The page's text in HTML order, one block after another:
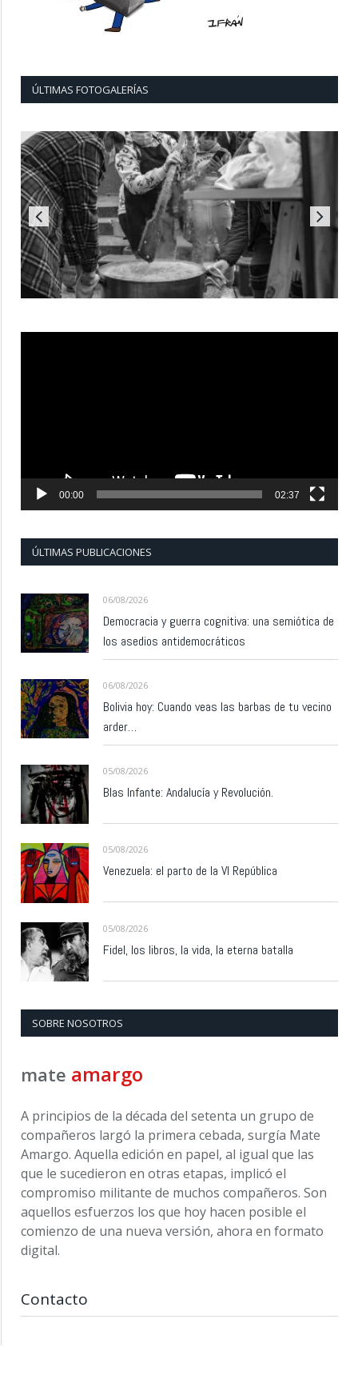
ÚLTIMAS FOTOGALERÍAS
00:00 02:37
ÚLTIMAS PUBLICACIONES
06/08/2026
Democracia y guerra cognitiva: una semiótica de
los asedios antidemocráticos
06/08/2026
Bolivia hoy: Cuando veas las barbas de tu vecino
arder…
05/08/2026
Blas Infante: Andalucía y Revolución.
05/08/2026
Venezuela: el parto de la VI República
05/08/2026
Fidel, los libros, la vida, la eterna batalla
SOBRE NOSOTROS
mate amargo
A principios de la década del setenta un grupo de
compañeros largó la primera cebada, surgía Mate
Amargo. Aquella edición en papel, al igual que las
que le sucedieron en otras etapas, implicó el
compromiso militante de muchos compañeros. Son
aquellos esfuerzos los que hoy hacen posible el
comienzo de una nueva versión, ahora en formato
digital.
Contacto